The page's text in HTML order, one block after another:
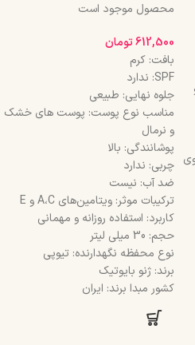
محصول موجود است
612,500تومان
بافت: کرم
SPF: ندارد
جلوه نهایی: طبیعی
مناسب نوع پوست: پوست های خشک
و نرمال
پوشانندگی: بالا
چربی: ندارد
ضد آب: نیست
ترکیبات موثر: ویتامین‌های A،C و E
کاربرد: استفاده روزانه و مهمانی
حجم: 30 میلی لیتر
نوع محفظه نگهدارنده: تیوپی
برند: ژنو بایوتیک
کشور مبدا برند: ایران